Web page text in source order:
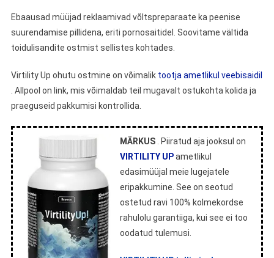
Ebaausad müüjad reklaamivad võltspreparaate ka peenise
suurendamise pillidena, eriti pornosaitidel. Soovitame vältida
toidulisandite ostmist sellistes kohtades.
Virtility Up ohutu ostmine on võimalik tootja ametlikul veebisaidil
. Allpool on link, mis võimaldab teil mugavalt ostukohta kolida ja
praeguseid pakkumisi kontrollida.
MÄRKUS. Piiratud aja jooksul on
VIRTILITY UPametlikul
edasimüüjal meie lugejatele
eripakkumine. See on seotud
ostetud ravi 100% kolmekordse
rahulolu garantiiga, kui see ei too
oodatud tulemusi.